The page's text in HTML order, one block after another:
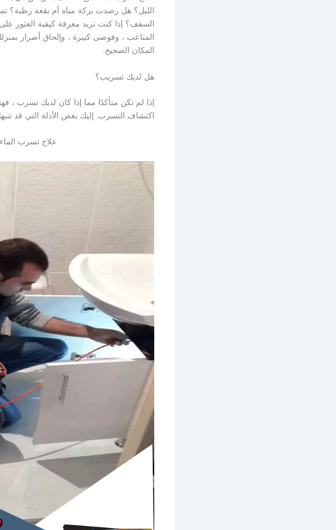
الليل؟ هل رصدت بركة مياه أم بقعة
السقف؟ إذا كنت تريد معرفة كيفية العثور
المتاعب ، وفوضى كبيرة ، وإلحاق أضرار
المكان الصحيح.
هل لديك تسريب؟
إذا لم تكن متأكدًا مما إذا كان لديك تسرب ،
اكتشاف التسرب. إليك بعض الأدلة التي قد
علاج تسرب